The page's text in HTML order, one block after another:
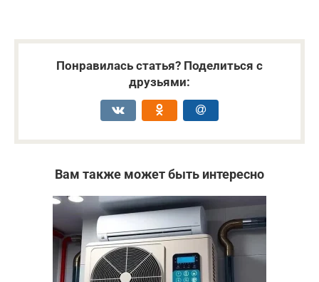
Понравилась статья? Поделиться с
друзьями:
Вам также может быть интересно